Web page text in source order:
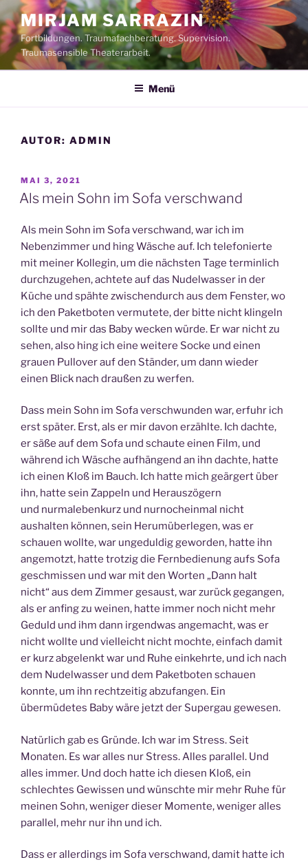
Zum
Inhalt
springen
MIRJAM SARRAZIN
Fortbildungen. Traumafachberatung. Supervision.
Traumasensible Theaterarbeit.
Menü
AUTOR: ADMIN
VERÖFFENTLICHT
AM
MAI 3, 2021
Als mein Sohn im Sofa verschwand
Als mein Sohn im Sofa verschwand, war ich im
Nebenzimmer und hing Wäsche auf. Ich telefonierte
mit meiner Kollegin, um die nächsten Tage terminlich
durchzugehen, achtete auf das Nudelwasser in der
Küche und spähte zwischendurch aus dem Fenster, wo
ich den Paketboten vermutete, der bitte nicht klingeln
sollte und mir das Baby wecken würde. Er war nicht zu
sehen, also hing ich eine weitere Socke und einen
grauen Pullover auf den Ständer, um dann wieder
einen Blick nach draußen zu werfen.
Dass mein Sohn im Sofa verschwunden war, erfuhr ich
erst später. Erst, als er mir davon erzählte. Ich dachte,
er säße auf dem Sofa und schaute einen Film, und
während ich Wäsche aufhängend an ihn dachte, hatte
ich einen Kloß im Bauch. Ich hatte mich geärgert über
ihn, hatte sein Zappeln und Herauszögern
und nurmalebenkurz und nurnocheinmal nicht
aushalten können, sein Herumüberlegen, was er
schauen wollte, war ungeduldig geworden, hatte ihn
angemotzt, hatte trotzig die Fernbedienung aufs Sofa
geschmissen und war mit den Worten „Dann halt
nicht“ aus dem Zimmer gesaust, war zurück gegangen,
als er anfing zu weinen, hatte immer noch nicht mehr
Geduld und ihm dann irgendwas angemacht, was er
nicht wollte und vielleicht nicht mochte, einfach damit
er kurz abgelenkt war und Ruhe einkehrte, und ich nach
dem Nudelwasser und dem Paketboten schauen
konnte, um ihn rechtzeitig abzufangen. Ein
übermüdetes Baby wäre jetzt der Supergau gewesen.
Natürlich gab es Gründe. Ich war im Stress. Seit
Monaten. Es war alles nur Stress. Alles parallel. Und
alles immer. Und doch hatte ich diesen Kloß, ein
schlechtes Gewissen und wünschte mir mehr Ruhe für
meinen Sohn, weniger dieser Momente, weniger alles
parallel, mehr nur ihn und ich.
Dass er allerdings im Sofa verschwand, damit hatte ich